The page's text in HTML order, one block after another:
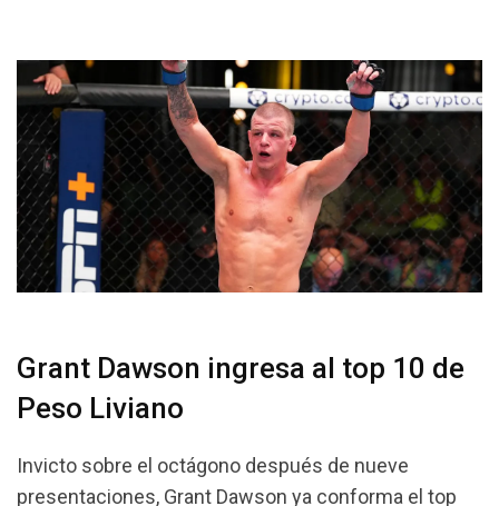
Grant Dawson ingresa al top 10 de
Peso Liviano
Invicto sobre el octágono después de nueve
presentaciones, Grant Dawson ya conforma el top